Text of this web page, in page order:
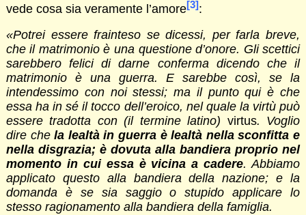
vede cosa sia veramente l’amore[3]:
«Potrei essere frainteso se dicessi, per farla breve,
che il matrimonio è una questione d’onore. Gli scettici
sarebbero felici di darne conferma dicendo che il
matrimonio è una guerra. E sarebbe così, se la
intendessimo con noi stessi; ma il punto qui è che
essa ha in sé il tocco dell’eroico, nel quale la virtù può
essere tradotta con (il termine latino) virtus. Voglio
dire chela lealtà in guerra è lealtà nella sconfitta e
nella disgrazia; è dovuta alla bandiera proprio nel
momento in cui essa è vicina a cadere. Abbiamo
applicato questo alla bandiera della nazione; e la
domanda è se sia saggio o stupido applicare lo
stesso ragionamento alla bandiera della famiglia.